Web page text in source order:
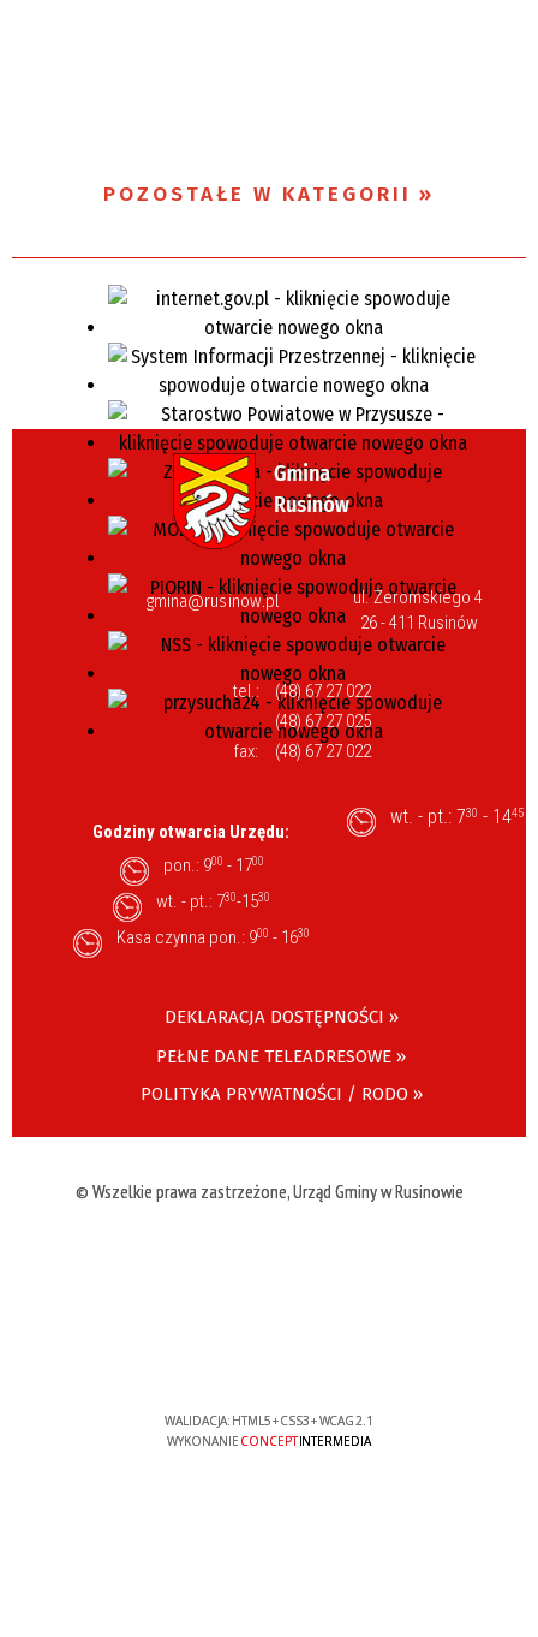
POZOSTAŁE W KATEGORII
gmina@rusinow.pl
ul. Żeromskiego 4
26 - 411 Rusinów
tel.:
(48) 67 27 022
(48) 67 27 025
fax:
(48) 67 27 022
Godziny otwarcia Urzędu:
pon.: 900 - 1700
wt. - pt.: 730-1530
Kasa czynna pon.: 900 - 1630
wt. - pt.: 730 - 1445
DEKLARACJA DOSTĘPNOŚCI »
PEŁNE DANE TELEADRESOWE »
POLITYKA PRYWATNOŚCI / RODO »
© Wszelkie prawa zastrzeżone, Urząd Gminy w Rusinowie
WALIDACJA: HTML5+CSS3+WCAG 2.1
WYKONANIE CONCEPTINTERMEDIA